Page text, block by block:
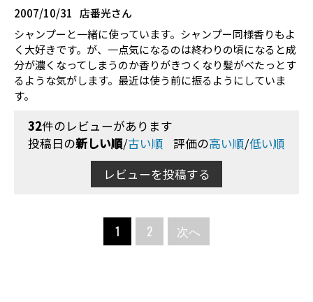
店番光さん
2007/10/31
シャンプーと一緒に使っています。シャンプー同様香りもよ
く大好きです。が、一点気になるのは終わりの頃になると成
分が濃くなってしまうのか香りがきつくなり髪がべたっとす
るような気がします。最近は使う前に振るようにしていま
す。
32件のレビューがあります
投稿日の新しい順/古い順 評価の高い順/低い順
レビューを投稿する
1 2 次へ